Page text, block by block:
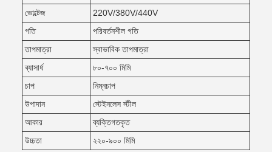
ভোল্টেজ
220V/380V/440V
গতি
পরিবর্তনশীল গতি
তাপমাত্রা
স্বাভাবিক তাপমাত্রা
ব্যাসার্ধ
৮০-৭০০ মিমি
চাপ
নিম্নচাপ
উপাদান
স্টেইনলেস স্টীল
আকার
ব্যক্তিগতকৃত
উচ্চতা
২২০-৯০০ মিমি